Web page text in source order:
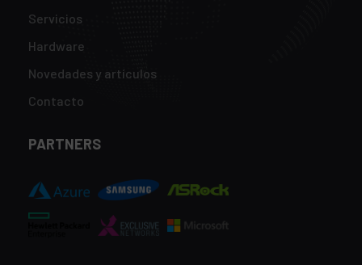
Servicios
Hardware
Novedades y artículos
Contacto
PARTNERS